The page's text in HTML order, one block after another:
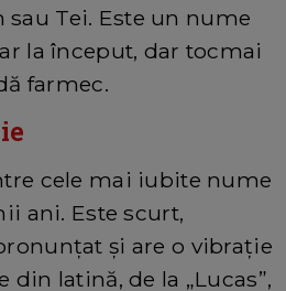
Tei. Este un nume
la început, dar tocmai
farmec.
cele mai iubite nume
ani. Este scurt,
și are o vibrație
din latină, de la „Lucas”,